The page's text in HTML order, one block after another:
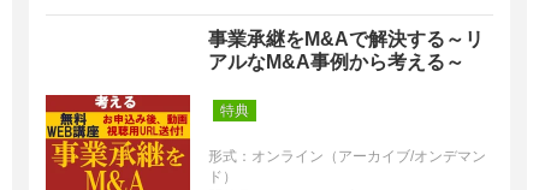
事業承継をM&Aで解決する～リ
アルなM&A事例から考える～
特典
形式：オンライン（アーカイブ/オンデマン
ド）